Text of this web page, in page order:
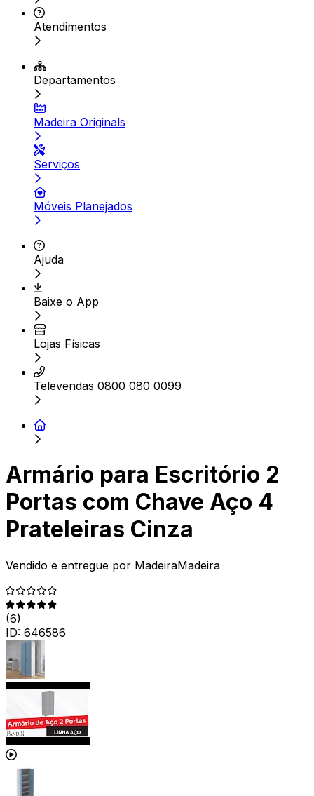
Atendimentos
Departamentos
Madeira Originals
Serviços
Móveis Planejados
Ajuda
Baixe o App
Lojas Físicas
Televendas 0800 080 0099
Armário para Escritório 2
Portas com Chave Aço 4
Prateleiras Cinza
Vendido e entregue por MadeiraMadeira
(6)
ID: 646586